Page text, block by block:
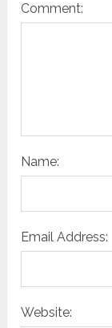
Comment:
Name:
Email Address:
Website: